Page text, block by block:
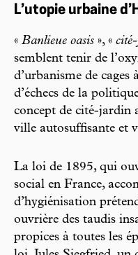
L’utopie urbaine
« Banlieue oasis », «
semblent tenir de
d’urbanisme de cages
d’échecs de la
concept de cité-jardin
ville autosuffisante et
La loi de 1895, qui
social en France,
d’hygiénisation
ouvrière des taudis
propices à toutes les